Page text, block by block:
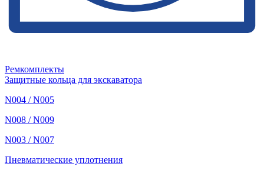
Ремкомплекты
Защитные кольца для экскаватора
N004 / N005
N008 / N009
N003 / N007
Пневматические уплотнения